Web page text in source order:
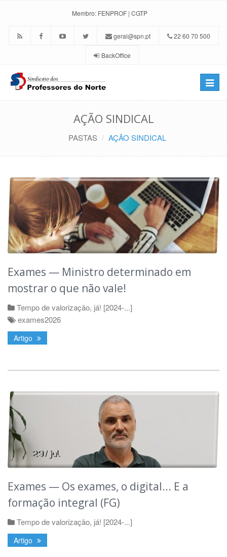
Membro: FENPROF | CGTP
geral@spn.pt 22 60 70 500
BackOffice
Toggle
AÇÃO SINDICAL
PASTAS AÇÃO SINDICAL
Exames — Ministro determinado em
mostrar o que não vale!
Tempo de valorização, já! [2024-...]
exames2026
Artigo
Exames — Os exames, o digital... E a
formação integral (FG)
Tempo de valorização, já! [2024-...]
Artigo